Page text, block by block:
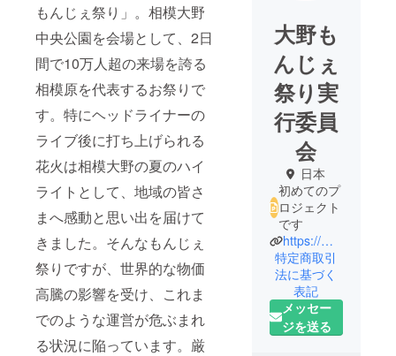
もんじぇ祭り」。相模大野
中央公園を会場として、2日
間で10万人超の来場を誇る
相模原を代表するお祭りで
す。特にヘッドライナーの
ライブ後に打ち上げられる
花火は相模大野の夏のハイ
ライトとして、地域の皆さ
まへ感動と思い出を届けて
きました。そんなもんじぇ
祭りですが、世界的な物価
高騰の影響を受け、これま
でのような運営が危ぶまれ
る状況に陥っています。厳
大野も
んじぇ
祭り実
行委員
会
日本
初めてのプ
ロジェクト
です
https://mangez.jp/
特定商取引
法に基づく
表記
メッセー
ジを送る